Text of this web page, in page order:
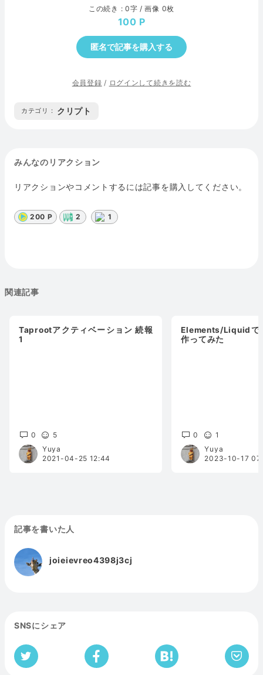
この続き : 0字 / 画像 0枚
100
匿名で記事を購入する
会員登録 / ログインして続きを読む
カテゴリ : クリプト
みんなのリアクション
リアクションやコメントするには記事を購入してください。
200 P 2 1
関連記事
Taprootアクティベーション 続報
1
0
5
Yuya
2021-04-25 12:44
Elements/Liquidで
作ってみた
0
1
Yuya
2023-10-17
記事を書いた人
joieievreo4398j3cj
SNSにシェア